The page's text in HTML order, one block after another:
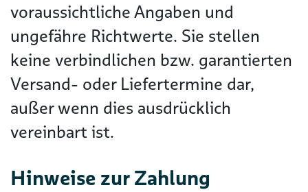
voraussichtliche Angaben und
ungefähre Richtwerte. Sie stellen
keine verbindlichen bzw. garantierten
Versand- oder Liefertermine dar,
außer wenn dies ausdrücklich
vereinbart ist.
Hinweise zur Zahlung